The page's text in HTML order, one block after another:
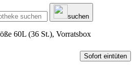
suchen
60L (36 St.), Vorratsbox
Sofort eintüten